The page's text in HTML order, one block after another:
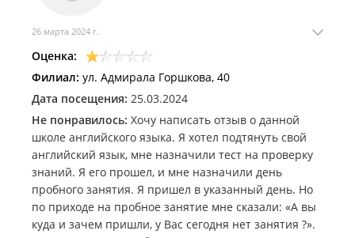
26 марта 2024 г.
Оценка:
Филиал: ул. Адмирала Горшкова, 40
Дата посещения: 25.03.2024
Не понравилось: Хочу написать отзыв о данной
школе английского языка. Я хотел подтянуть свой
английский язык, мне назначили тест на проверку
знаний. Я его прошел, и мне назначили день
пробного занятия. Я пришел в указанный день. Но
по приходе на пробное занятие мне сказали: «А вы
куда и зачем пришли, у Вас сегодня нет занятия ?».